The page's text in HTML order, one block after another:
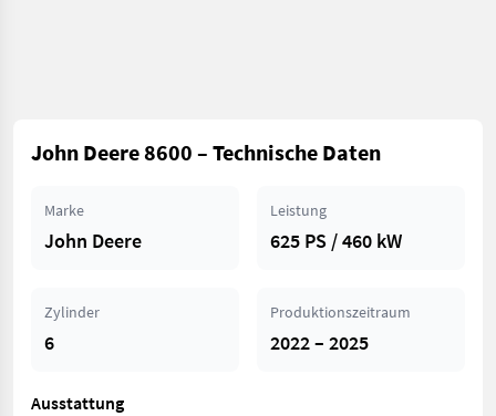
John Deere 8600 – Technische Daten
Marke
John Deere
Leistung
625 PS / 460 kW
Zylinder
6
Produktionszeitraum
2022 – 2025
Ausstattung